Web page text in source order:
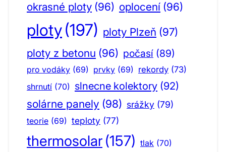
okrasné ploty (96) oplocení (96)
ploty(197) ploty Plzeň (97)
ploty z betonu (96) počasí (89)
pro vodáky (69) prvky (69) rekordy (73)
shrnutí (70) slnecne kolektory (92)
solárne panely (98) srážky (79)
teorie (69) teploty (77)
thermosolar (157) tlak (70)